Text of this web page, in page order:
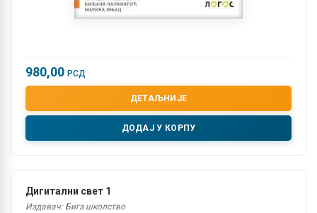
980,00 РСД
ДЕТАЉНИЈЕ
ДОДАЈ У КОРПУ
Дигитални свет 1
Издавач: Бигз школство